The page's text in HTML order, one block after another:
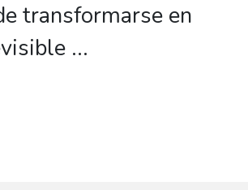
transformarse en
...